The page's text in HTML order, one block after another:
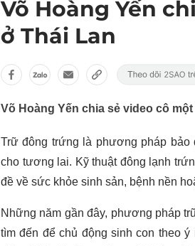
Võ Hoàng Yến
ở Thái Lan
Võ Hoàng Yến chia sẻ video cô
Trữ đông trứng là phương pháp bảo
cho tương lai. Kỹ thuật đông lạnh
đề về sức khỏe sinh sản, bệnh nền
Những năm gần đây, phương pháp
tìm đến để chủ động sinh con theo